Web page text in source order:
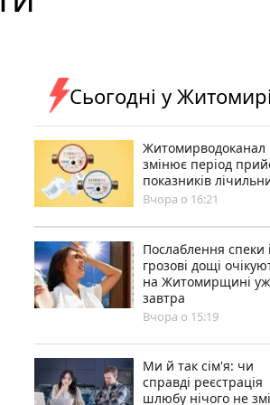
Сьогодні у Житомирі
Житомирводоканал
змінює період
показників
Вчора о 16:21
Послаблення спеки і
грозові дощі
на Житомирщині
завтра
Вчора о 15:19
Ми й так сім'я: чи
справді реєстрація
шлюбу нічого не